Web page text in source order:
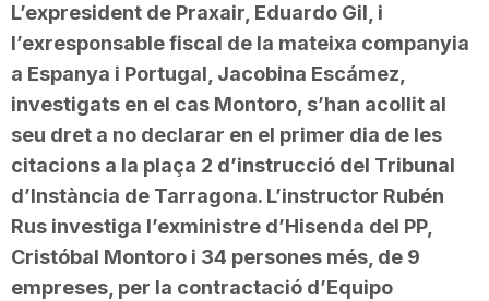
a
L’expresident de Praxair, Eduardo Gil, i
l’exresponsable fiscal de la mateixa companyia
a Espanya i Portugal, Jacobina Escámez,
investigats en el cas Montoro, s’han acollit al
seu dret a no declarar en el primer dia de les
citacions a la plaça 2 d’instrucció del Tribunal
d’Instància de Tarragona. L’instructor Rubén
Rus investiga l’exministre d’Hisenda del PP,
Cristóbal Montoro i 34 persones més, de 9
empreses, per la contractació d’Equipo